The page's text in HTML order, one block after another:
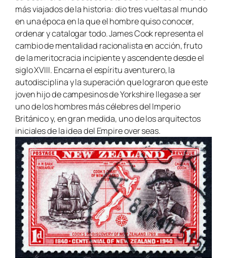
más viajados de la historia: dio tres vueltas al mundo
en una época en la que el hombre quiso conocer,
ordenar y catalogar todo. James Cook representa el
cambio de mentalidad racionalista en acción, fruto
de la meritocracia incipiente y ascendente desde el
siglo XVIII. Encarna el espíritu aventurero, la
autodisciplina y la superación que lograron que este
joven hijo de campesinos de Yorkshire llegase a ser
uno de los hombres más célebres del Imperio
Británico y, en gran medida, uno de los arquitectos
iniciales de la idea del Empire over seas.